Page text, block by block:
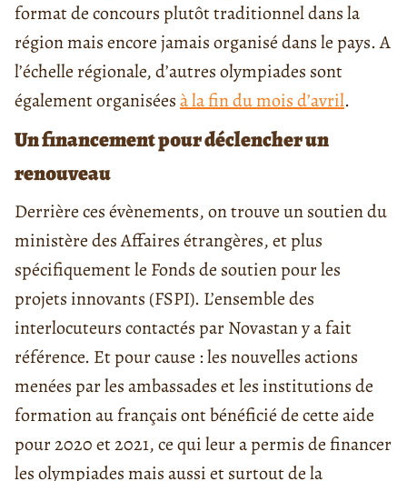
format de concours plutôt traditionnel dans la
région mais encore jamais organisé dans le pays. A
l’échelle régionale, d’autres olympiades sont
également organiséesà la fin du mois d’avril.
Un financement pour déclencher un
renouveau
Derrière ces évènements, on trouve un soutien du
ministère des Affaires étrangères, et plus
spécifiquement le Fonds de soutien pour les
projets innovants (FSPI). L’ensemble des
interlocuteurs contactés par Novastan y a fait
référence. Et pour cause : les nouvelles actions
menées par les ambassades et les institutions de
formation au français ont bénéficié de cette aide
pour 2020 et 2021, ce qui leur a permis de financer
les olympiades mais aussi et surtout de la